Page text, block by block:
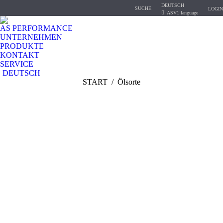
Search:
SUCHE
DEUTSCH
ASV1 language
LOGIN
AS PERFORMANCE
UNTERNEHMEN
PRODUKTE
KONTAKT
SERVICE
DEUTSCH
Sie befinden sich hier:
START Ölsorte